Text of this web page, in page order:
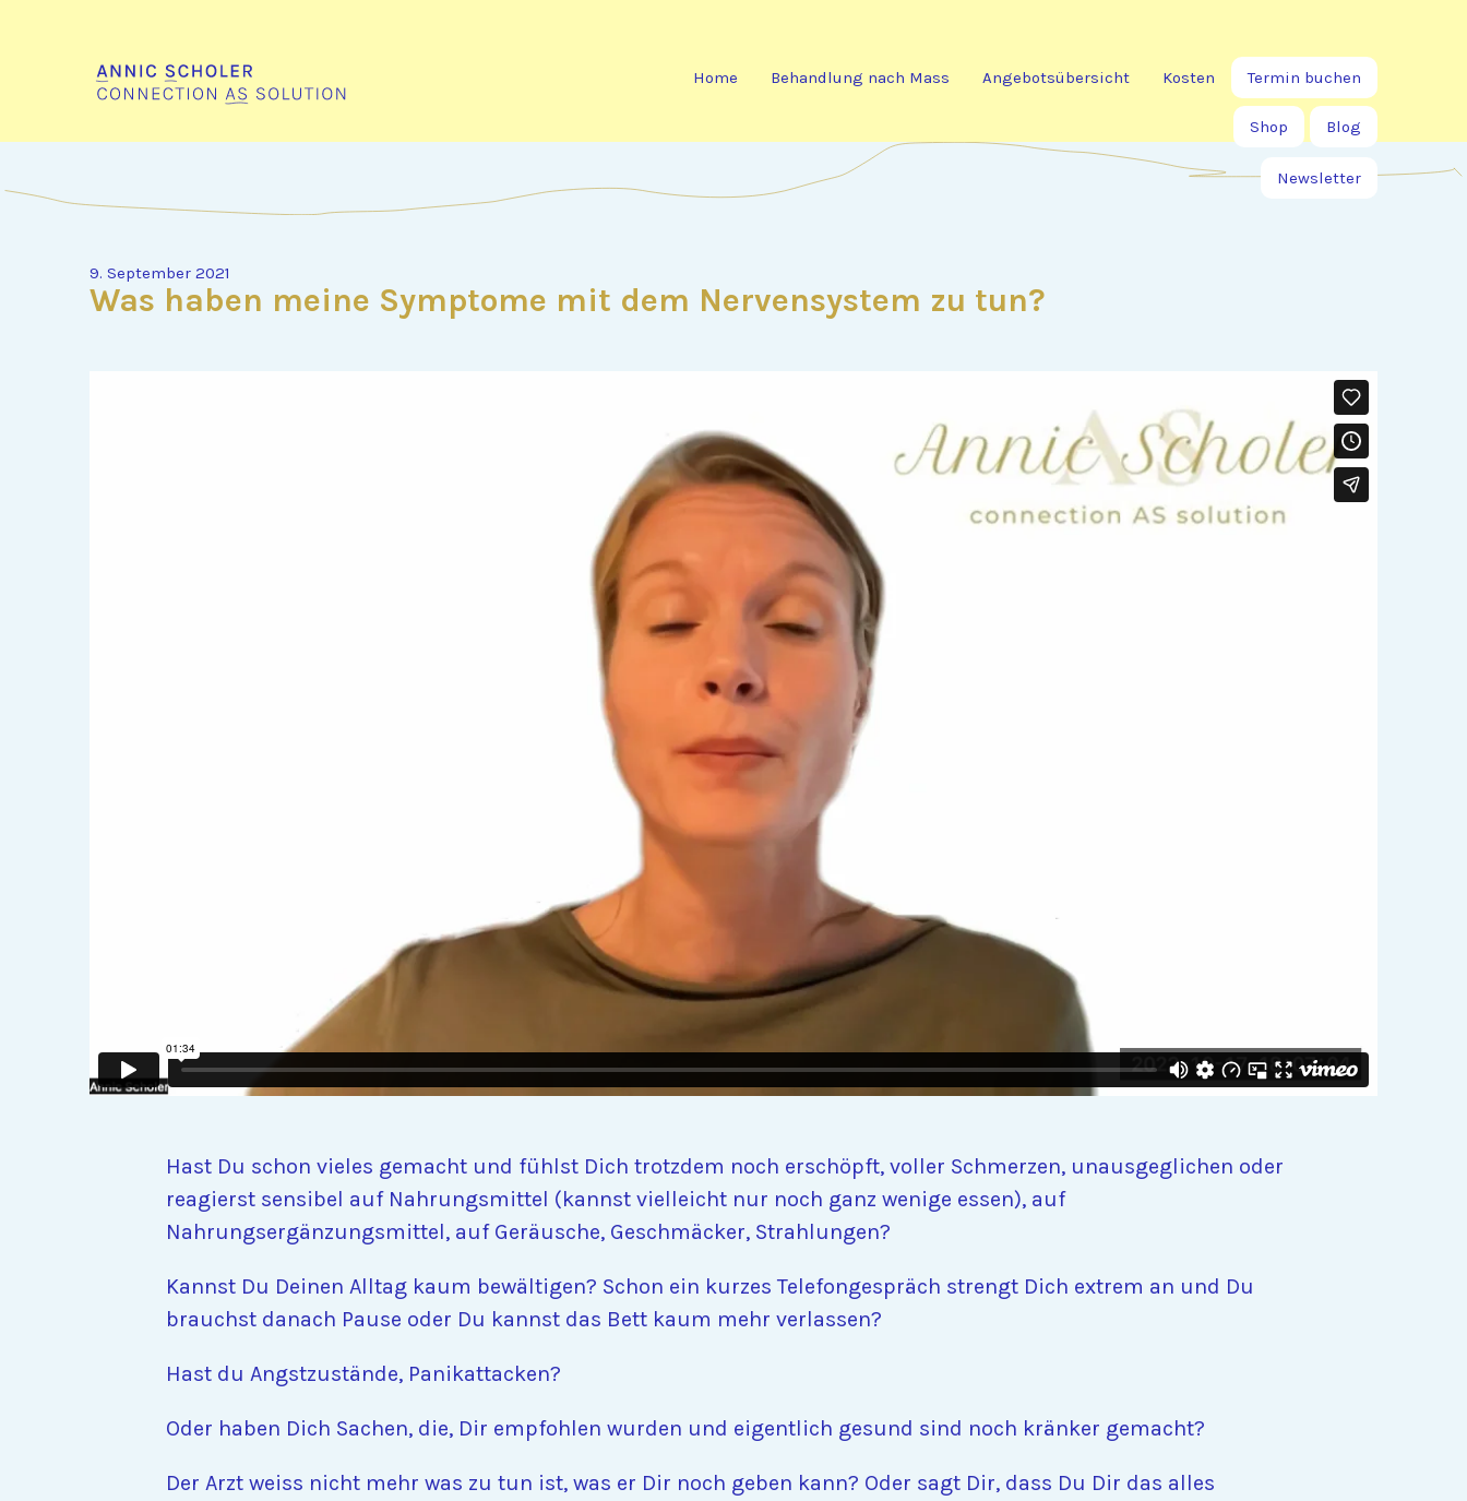
Home Behandlung nach Mass Angebotsübersicht Kosten Termin buchen
Blog
Shop
Newsletter
9. September 2021
Was haben meine Symptome mit dem Nervensystem zu tun?
Hast Du schon vieles gemacht und fühlst Dich trotzdem noch erschöpft, voller Schmerzen, unausgeglichen oder
reagierst sensibel auf Nahrungsmittel (kannst vielleicht nur noch ganz wenige essen), auf
Nahrungsergänzungsmittel, auf Geräusche, Geschmäcker, Strahlungen?
Kannst Du Deinen Alltag kaum bewältigen? Schon ein kurzes Telefongespräch strengt Dich extrem an und Du
brauchst danach Pause oder Du kannst das Bett kaum mehr verlassen?
Hast du Angstzustände, Panikattacken?
Oder haben Dich Sachen, die, Dir empfohlen wurden und eigentlich gesund sind noch kränker gemacht?
Der Arzt weiss nicht mehr was zu tun ist, was er Dir noch geben kann? Oder sagt Dir, dass Du Dir das alles